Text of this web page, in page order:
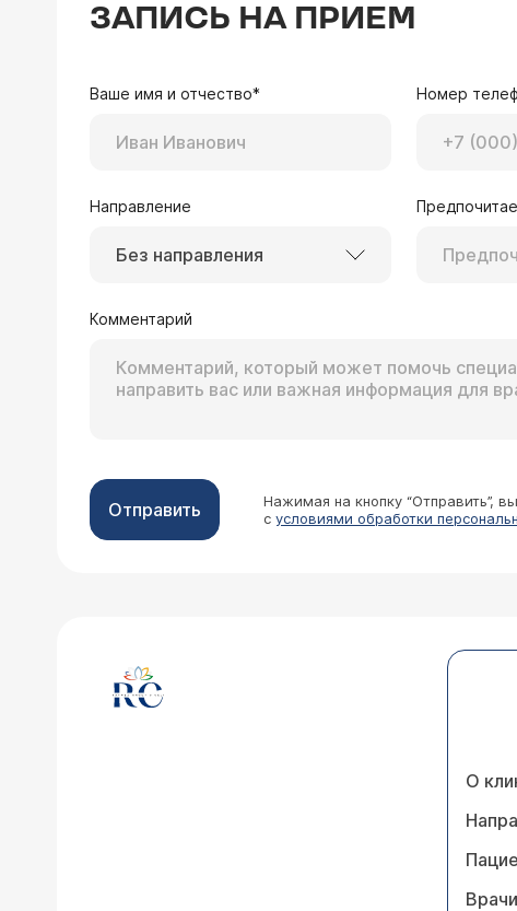
ЗАПИСЬ НА ПРИЕМ
Ваше имя и отчество* Номер
Направление
Без направления
Комментарий
Отправить
Нажимая на кнопку “Отправить”,
с условиями обработки
О
Врачи